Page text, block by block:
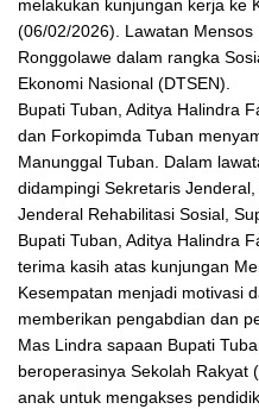
melakukan kunjungan kerja ke
(06/02/2026). Lawatan Mensos
Ronggolawe dalam rangka
Ekonomi Nasional (DTSEN).
Bupati Tuban, Aditya Halindra
dan Forkopimda Tuban
Manunggal Tuban. Dalam
didampingi Sekretaris
Jenderal Rehabilitasi Sosial,
Bupati Tuban, Aditya Halindra
terima kasih atas kunjungan
Kesempatan menjadi motivasi
memberikan pengabdian dan
Mas Lindra sapaan Bupati
beroperasinya Sekolah Rakyat
anak untuk mengakses